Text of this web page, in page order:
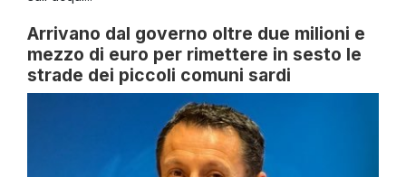
Arrivano dal governo oltre due milioni e
mezzo di euro per rimettere in sesto le
strade dei piccoli comuni sardi